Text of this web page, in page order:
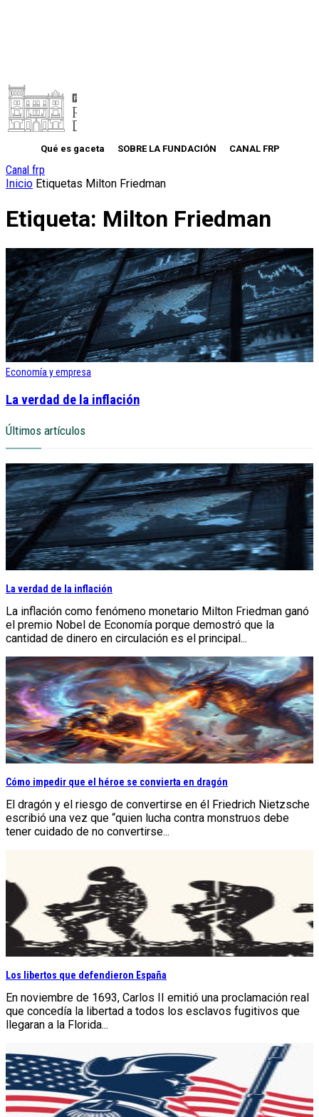
Qué es gaceta SOBRE LA FUNDACIÓN CANAL FRP
Canal frp
Inicio Etiquetas Milton Friedman
Etiqueta: Milton Friedman
Economía y empresa
La verdad de la inflación
Últimos artículos
La verdad de la inflación
La inflación como fenómeno monetario Milton Friedman ganó
el premio Nobel de Economía porque demostró que la
cantidad de dinero en circulación es el principal...
Cómo impedir que el héroe se convierta en dragón
El dragón y el riesgo de convertirse en él Friedrich Nietzsche
escribió una vez que “quien lucha contra monstruos debe
tener cuidado de no convertirse...
Los libertos que defendieron España
En noviembre de 1693, Carlos II emitió una proclamación real
que concedía la libertad a todos los esclavos fugitivos que
llegaran a la Florida...